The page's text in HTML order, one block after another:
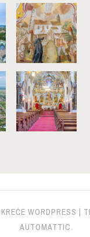
WORDPRESS |
AUTOMATTIC.